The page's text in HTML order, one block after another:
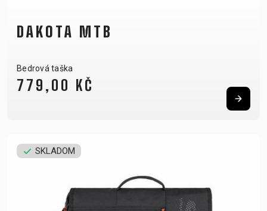
DAKOTA MTB
Bedrová taška
779,00 KČ
SKLADOM